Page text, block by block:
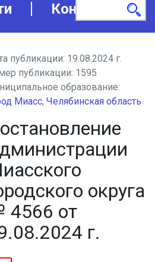
Контакты
публикации: 19.08.2024 г.
публикации: 1595
образование:
Миасс,Челябинская область
округа
4566 от
г.